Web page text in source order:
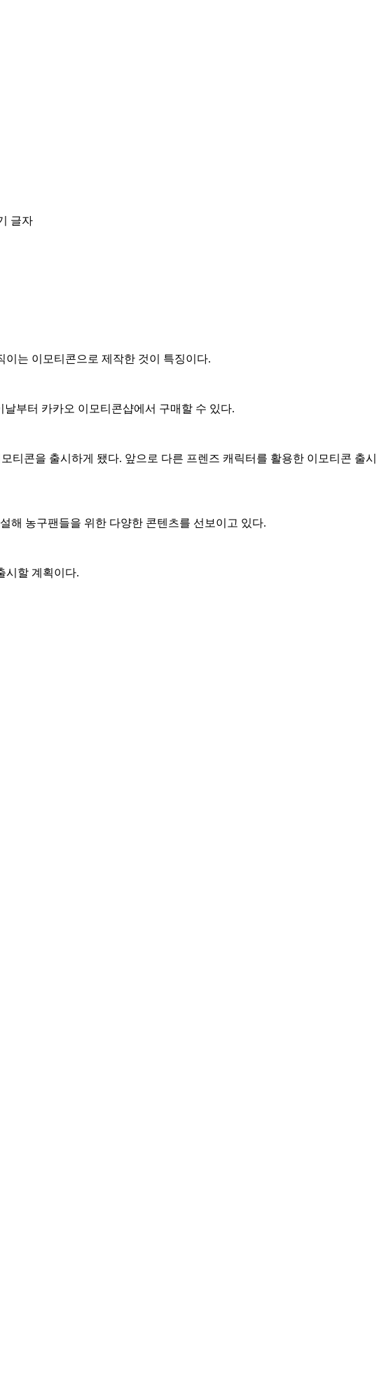
글자
이는 이모티콘으로 제작한 것이 특징이다.
부터 카카오 이모티콘샵에서 구매할 수 있다.
콘을 출시하게 됐다. 앞으로 다른 프렌즈 캐릭터를 활용한 이모티콘 출시
해 농구팬들을 위한 다양한 콘텐츠를 선보이고 있다.
시할 계획이다.